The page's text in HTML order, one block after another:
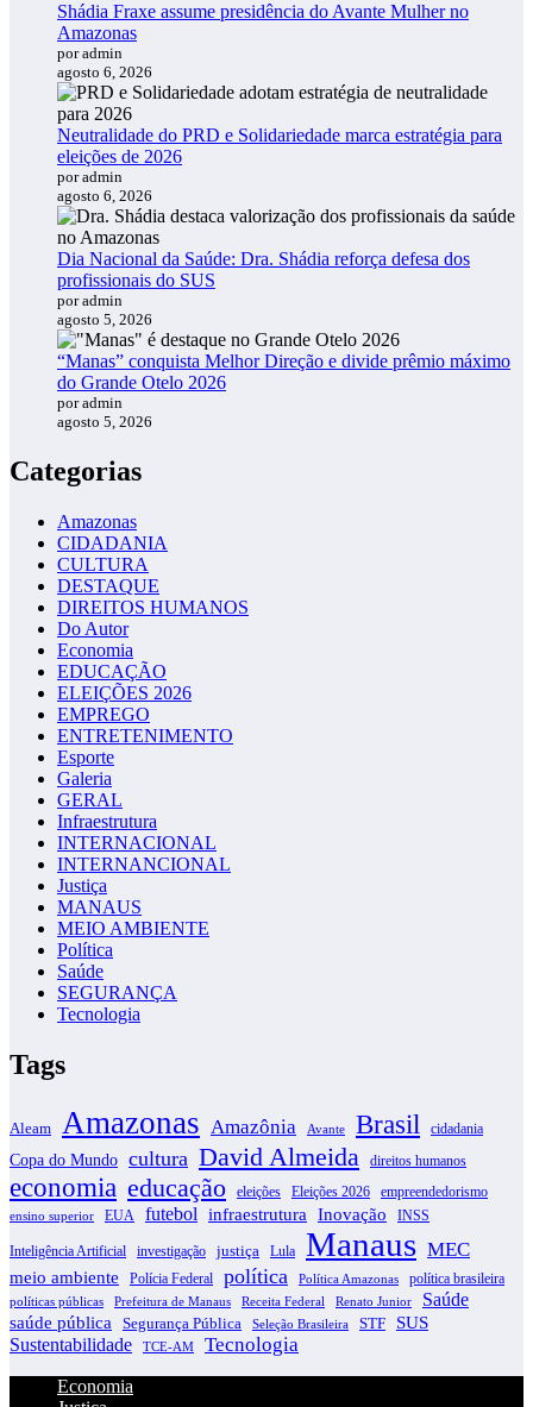
Shádia Fraxe assume presidência do Avante Mulher no
Amazonas
por admin
agosto 6, 2026
Neutralidade do PRD e Solidariedade marca estratégia para
eleições de 2026
por admin
agosto 6, 2026
Dia Nacional da Saúde: Dra. Shádia reforça defesa dos
profissionais do SUS
por admin
agosto 5, 2026
“Manas” conquista Melhor Direção e divide prêmio máximo
do Grande Otelo 2026
por admin
agosto 5, 2026
Categorias
Amazonas
CIDADANIA
CULTURA
DESTAQUE
DIREITOS HUMANOS
Do Autor
Economia
EDUCAÇÃO
ELEIÇÕES 2026
EMPREGO
ENTRETENIMENTO
Esporte
Galeria
GERAL
Infraestrutura
INTERNACIONAL
INTERNANCIONAL
Justiça
MANAUS
MEIO AMBIENTE
Política
Saúde
SEGURANÇA
Tecnologia
Tags
Aleam Amazonas Amazônia Avante Brasil cidadania
Copa do Mundo cultura David Almeida direitos humanos
economia educação eleições Eleições 2026 empreendedorismo
ensino superior EUA futebol infraestrutura Inovação INSS
Inteligência Artificial investigação justiça Lula Manaus MEC
meio ambiente Polícia Federal política Política Amazonas política brasileira
políticas públicas Prefeitura de Manaus Receita Federal Renato Junior Saúde
saúde pública Segurança Pública Seleção Brasileira STF
SUS
Sustentabilidade
TCE-AM Tecnologia
Economia